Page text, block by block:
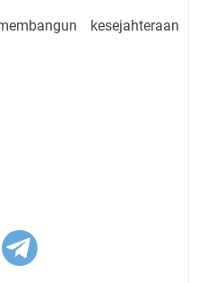
kesejahteraan